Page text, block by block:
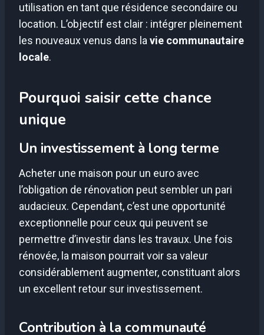
utilisation en tant que résidence secondaire ou
location. L’objectif est clair : intégrer pleinement
les nouveaux venus dans la vie communautaire
locale.
Pourquoi saisir cette chance
unique
Un investissement à long terme
Acheter une maison pour un euro avec
l’obligation de rénovation peut sembler un pari
audacieux. Cependant, c’est une opportunité
exceptionnelle pour ceux qui peuvent se
permettre d’investir dans les travaux. Une fois
rénovée, la maison pourrait voir sa valeur
considérablement augmenter, constituant alors
un excellent retour sur investissement.
Contribution à la communauté